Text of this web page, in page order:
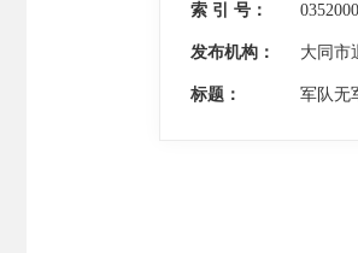
索 引 号：
发布机构： 大同市
标题： 军队无